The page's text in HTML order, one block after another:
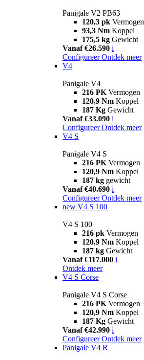
Panigale V2 PB63
120,3 pk Vermogen
93,3 Nm Koppel
175,5 kg Gewicht
Vanaf €26.590 i
Configureer Ontdek meer
V4
Panigale V4
216 PK Vermogen
120,9 Nm Koppel
187 Kg Gewicht
Vanaf €33.090 i
Configureer Ontdek meer
V4 S
Panigale V4 S
216 PK Vermogen
120,9 Nm Koppel
187 kg gewicht
Vanaf €40.690 i
Configureer Ontdek meer
new V4 S 100
V4 S 100
216 pk Vermogen
120,9 Nm Koppel
187 kg Gewicht
Vanaf €117.000 i
Ontdek meer
V4 S Corse
Panigale V4 S Corse
216 PK Vermogen
120,9 Nm Koppel
187 Kg Gewicht
Vanaf €42.990 i
Configureer Ontdek meer
Panigale V4 R